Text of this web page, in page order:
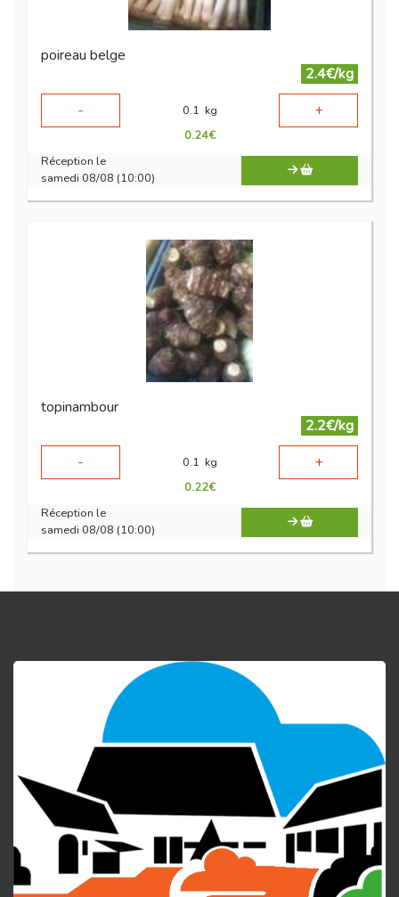
poireau belge
2.4€/kg
-
0.1 kg +
0.24€
Réception le
samedi 08/08 (10:00)
topinambour
2.2€/kg
-
0.1 kg +
0.22€
Réception le
samedi 08/08 (10:00)